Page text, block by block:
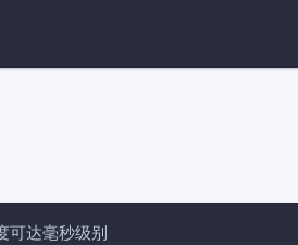
达毫秒级别